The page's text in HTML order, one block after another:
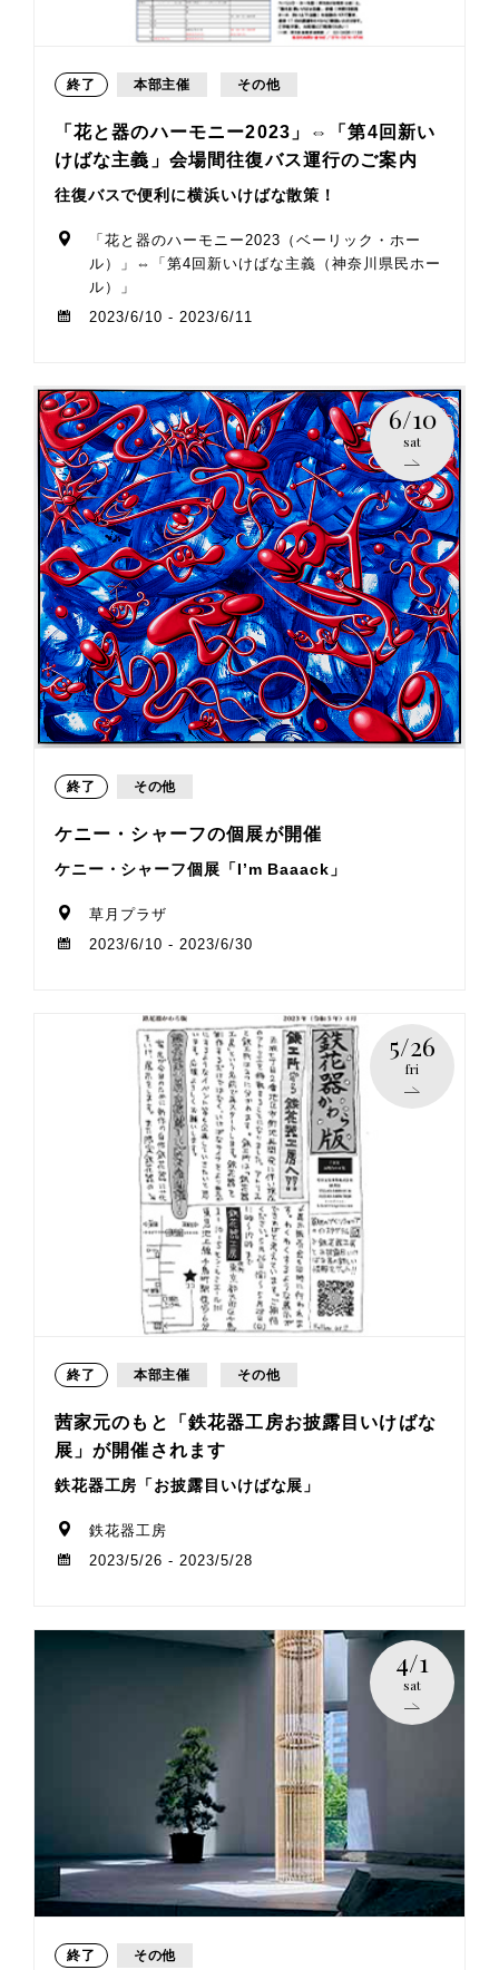
終了 本部主催 その他
「花と器のハーモニー2023」⇔「第4回新い
けばな主義」会場間往復バス運行のご案内
往復バスで便利に横浜いけばな散策！
「花と器のハーモニー2023（ベーリック・ホー
ル）」⇔「第4回新いけばな主義（神奈川県民ホー
ル）」
2023/6/10 - 2023/6/11
6/10
sat
終了 その他
ケニー・シャーフの個展が開催
ケニー・シャーフ個展「I’m Baaack」
草月プラザ
2023/6/10 - 2023/6/30
5/26
fri
終了 本部主催 その他
茜家元のもと「鉄花器工房お披露目いけばな
展」が開催されます
鉄花器工房「お披露目いけばな展」
鉄花器工房
2023/5/26 - 2023/5/28
4/1
sat
終了 その他